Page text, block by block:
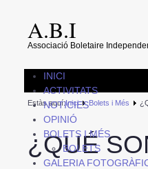
A.B.I
Associació Boletaire
INICI
ACTIVITATS
NOTICIES
OPINIÓ
BOLETS I MÉS
BOLETS
GALERIA
Estàs aquí:Inici Bolets i Més
¿QUÉ